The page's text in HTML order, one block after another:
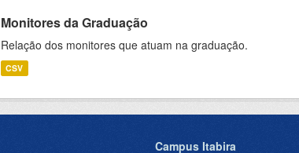
Monitores da Graduação
Relação dos monitores que atuam na graduação.
CSV
Campus Itabira